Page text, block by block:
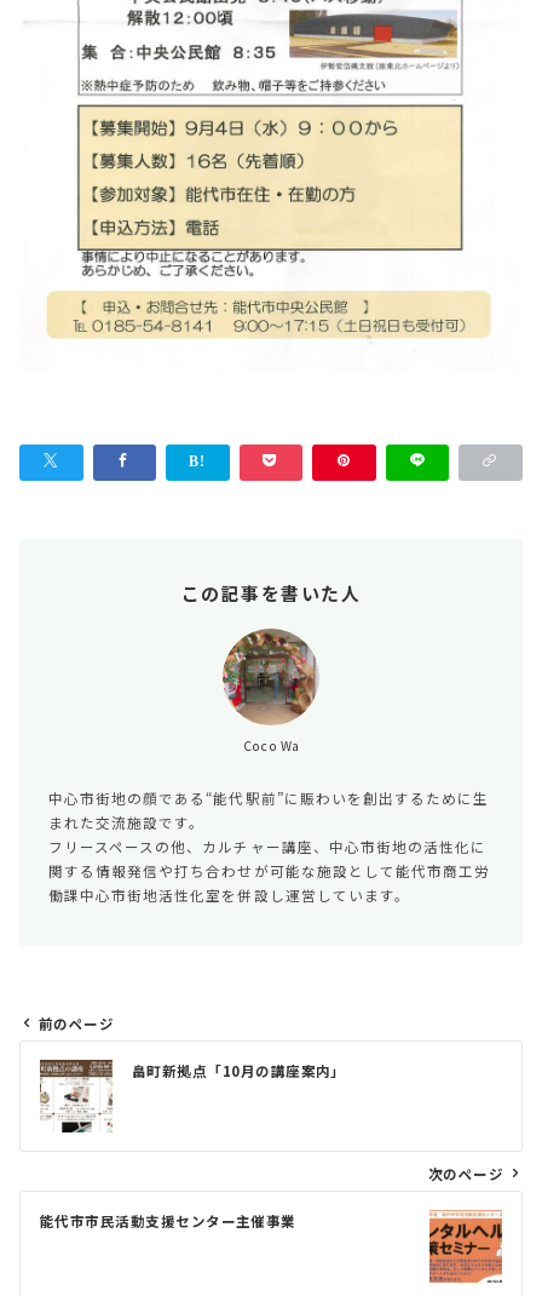
この記事を書いた人
Coco Wa
中心市街地の顔である“能代駅前”に賑わいを創出するために生
まれた交流施設です。
フリースペースの他、カルチャー講座、中心市街地の活性化に
関する情報発信や打ち合わせが可能な施設として能代市商工労
働課中心市街地活性化室を併設し運営しています。
投
稿
前のページ
畠町新拠点「10月の講座案内」
次のページ
能代市市民活動支援センター主催事業